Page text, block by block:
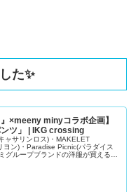
た✨
』×meeny minyコラボ企画】
ンツ」 | IKG crossing
ャサリンロス)・MAKELET
ヨン)・Paradise Picnic(パラダイス
グループブランドの洋服が買える公